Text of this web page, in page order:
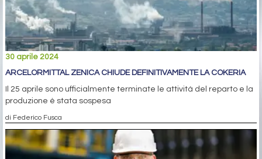
30 aprile 2024
ARCELORMITTAL ZENICA CHIUDE DEFINITIVAMENTE LA COKERIA
Il 25 aprile sono ufficialmente terminate le attività del reparto e la
produzione è stata sospesa
di Federico Fusca